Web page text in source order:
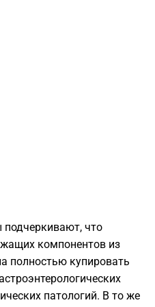
подчеркивают, что
компонентов из
полностью купировать
патологий. В то же